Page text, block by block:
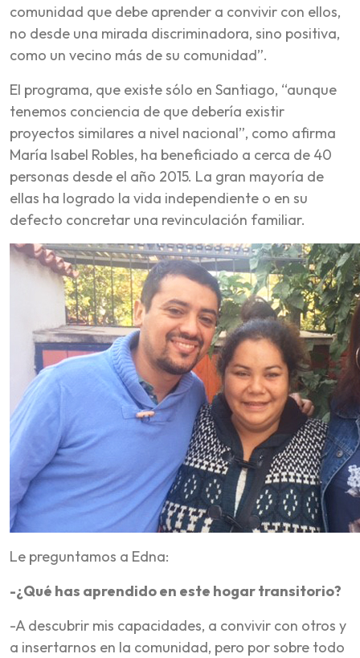
comunidad que debe aprender a convivir con ellos,
no desde una mirada discriminadora, sino positiva,
como un vecino más de su comunidad”.
El programa, que existe sólo en Santiago, “aunque
tenemos conciencia de que debería existir
proyectos similares a nivel nacional”, como afirma
María Isabel Robles, ha beneficiado a cerca de 40
personas desde el año 2015. La gran mayoría de
ellas ha logrado la vida independiente o en su
defecto concretar una revinculación familiar.
Le preguntamos a Edna:
-¿Qué has aprendido en este hogar transitorio?
-A descubrir mis capacidades, a convivir con otros y
a insertarnos en la comunidad, pero por sobre todo